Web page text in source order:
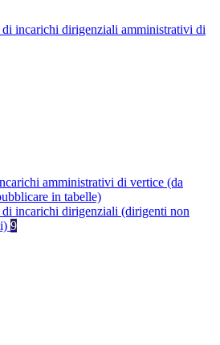
incarichi dirigenziali amministrativi di
amministrativi di vertice (da
in tabelle)
incarichi dirigenziali (dirigenti non
9